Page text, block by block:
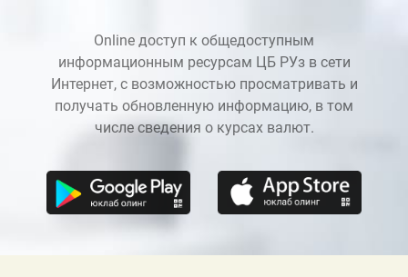
Online доступ к общедоступным
информационным ресурсам ЦБ РУз в сети
Интернет, с возможностью просматривать и
получать обновленную информацию, в том
числе сведения о курсах валют.